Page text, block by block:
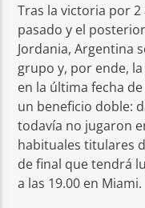
Tras la victoria por
pasado y el
Jordania, Argentina
grupo y, por ende,
en la última fecha
un beneficio doble:
todavía no jugaron
habituales titulares
de final que tendrá
a las 19.00 en Miami.